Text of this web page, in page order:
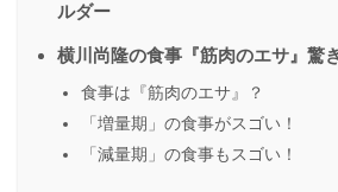
ルダー
横川尚隆の食事『筋肉のエサ』驚
食事は『筋肉のエサ』？
「増量期」の食事がスゴい！
「減量期」の食事もスゴい！